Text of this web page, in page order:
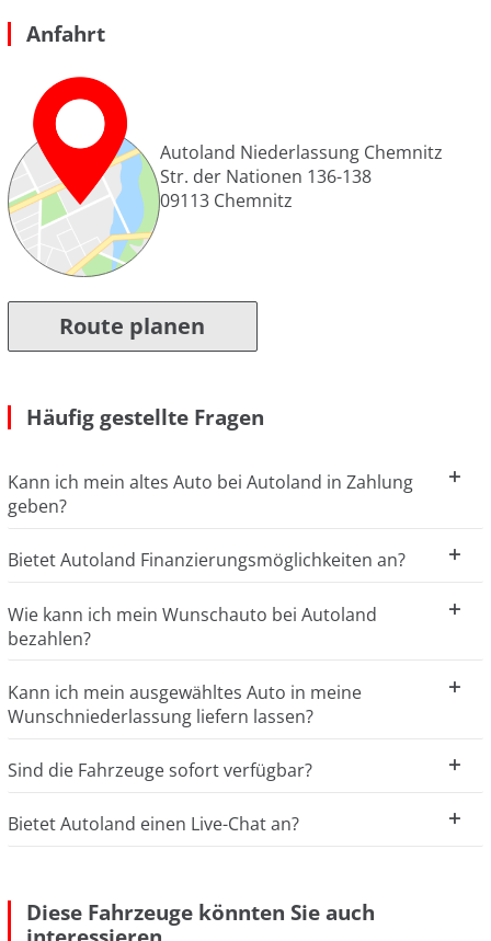
Anfahrt
Autoland Niederlassung Chemnitz
Str. der Nationen 136-138
09113 Chemnitz
Route planen
Häufig gestellte Fragen
Kann ich mein altes Auto bei Autoland in Zahlung
geben?
Bietet Autoland Finanzierungsmöglichkeiten an?
Wie kann ich mein Wunschauto bei Autoland
bezahlen?
Kann ich mein ausgewähltes Auto in meine
Wunschniederlassung liefern lassen?
Sind die Fahrzeuge sofort verfügbar?
Bietet Autoland einen Live-Chat an?
Diese Fahrzeuge könnten Sie auch